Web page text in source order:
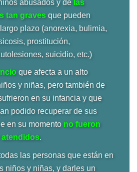
abusados y de las
tan gravesque pueden
plazo (anorexia, bulimia,
prostitución,
suicidio, etc.)
que afecta a un alto
y niñas, pero también de
en su infancia y que
podido recuperar de sus
en su momento no fueron
.
las personas que están en
niños y niñas, y darles un